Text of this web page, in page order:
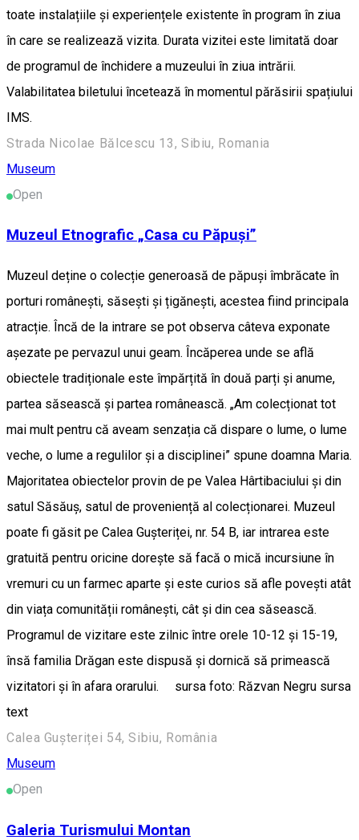
toate instalațiile și experiențele existente în program în ziua
în care se realizează vizita. Durata vizitei este limitată doar
de programul de închidere a muzeului în ziua intrării.
Valabilitatea biletului încetează în momentul părăsirii spațiului
IMS.
Strada Nicolae Bălcescu 13, Sibiu, Romania
Museum
Open
Muzeul Etnografic „Casa cu Păpuși”
Muzeul deține o colecție generoasă de păpuși îmbrăcate în
porturi românești, săsești și țigănești, acestea fiind principala
atracție. Încă de la intrare se pot observa câteva exponate
așezate pe pervazul unui geam. Încăperea unde se află
obiectele tradiționale este împărțită în două parți și anume,
partea săsească și partea românească. „Am colecționat tot
mai mult pentru că aveam senzația că dispare o lume, o lume
veche, o lume a regulilor și a disciplinei” spune doamna Maria.
Majoritatea obiectelor provin de pe Valea Hârtibaciului și din
satul Săsăuș, satul de proveniență al colecționarei. Muzeul
poate fi găsit pe Calea Gușteriței, nr. 54 B, iar intrarea este
gratuită pentru oricine dorește să facă o mică incursiune în
vremuri cu un farmec aparte și este curios să afle povești atât
din viața comunității românești, cât și din cea săsească.
Programul de vizitare este zilnic între orele 10-12 și 15-19,
însă familia Drăgan este dispusă și dornică să primească
vizitatori și în afara orarului. sursa foto: Răzvan Negru sursa
text
Calea Gușteriței 54, Sibiu, România
Museum
Open
Galeria Turismului Montan